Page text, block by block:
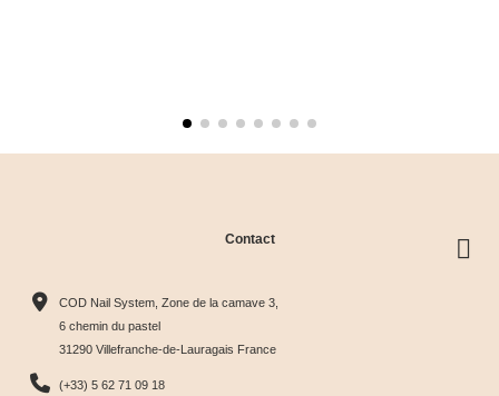
Contact
COD Nail System, Zone de la camave 3,
6 chemin du pastel
31290 Villefranche-de-Lauragais France
(+33) 5 62 71 09 18